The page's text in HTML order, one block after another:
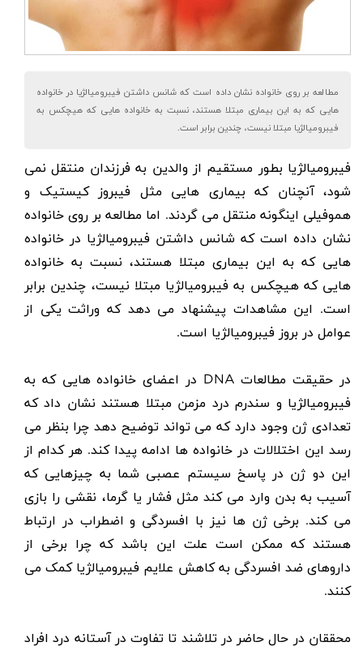
مطالعه بر روی خانواده نشان داده است که شانس داشتن فیبرومیالژیا در خانواده
هایی که به این بیماری مبتلا هستند، نسبت به خانواده هایی که هیچکس به
فیبرومیالژیا مبتلا نیست، چندین برابر است.
فیبرومیالژیا بطور مستقیم از والدین به فرزندان منتقل نمی
شود، آنچنان که بیماری هایی مثل فیبروز کیستیک و
هموفیلی اینگونه منتقل می گردند. اما مطالعه بر روی خانواده
نشان داده است که شانس داشتن فیبرومیالژیا در خانواده
هایی که به این بیماری مبتلا هستند، نسبت به خانواده
هایی که هیچکس به فیبرومیالژیا مبتلا نیست، چندین برابر
است. این مشاهدات پیشنهاد می دهد که وراثت یکی از
عوامل در بروز فیبرومیالژیا است.
در حقیقت مطالعات DNA در اعضای خانواده هایی که به
فیبرومیالژیا و سندرم درد مزمن مبتلا هستند نشان داد که
تعدادی ژن وجود دارد که می تواند توضیح دهد چرا بنظر می
رسد این اختلالات در خانواده ها ادامه پیدا کند. هر کدام از
این دو ژن در پاسخ سیستم عصبی شما به چیزهایی که
آسیب به بدن وارد می کند مثل فشار یا گرما، نقشی را بازی
می کند. برخی ژن ها نیز با افسردگی و اضطراب در ارتباط
هستند که ممکن است علت این باشد که چرا برخی از
داروهای ضد افسردگی به کاهش علایم فیبرومیالژیا کمک می
کنند.
محققان در حال حاضر در تلاشند تا تفاوت در آستانه درد افراد